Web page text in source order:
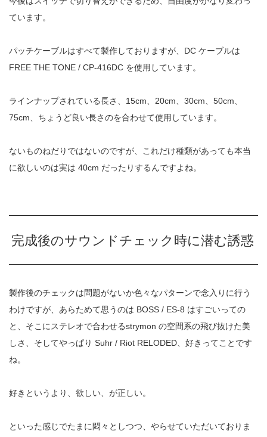
ています。
パッチケーブルはすべて製作しておりますが、DC ケーブルは
FREE THE TONE / CP-416DC を使用しています。
ラインナップされている長さ、15cm、20cm、30cm、50cm、
75cm、ちょうど良い長さのを合わせて使用しています。
ないものねだりではないのですが、これだけ種類があっても本当
に欲しいのは実は 40cm だったりするんですよね。
完成後のサウンドチェック時に潜む誘惑
製作後のチェックは問題がないか色々なパターンで念入りに行う
わけですが、あらためて思うのは BOSS / ES-8 はすごいっての
と、そこにステレオで合わせるstrymon の空間系の飛び抜けた美
しさ、そしてやっぱり Suhr / Riot RELODED、好きってことです
ね。
好きというより、欲しい、が正しい。
といった感じでたまに悶々としつつ、やらせていただいておりま